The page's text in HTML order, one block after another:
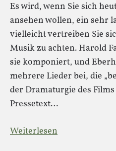
Es wird, wenn Sie sich
ansehen wollen, ein sehr
vielleicht vertreiben Sie
Musik zu achten. Harold
sie komponiert, und
mehrere Lieder bei, die
der Dramaturgie des Films
Pressetext…
Weiterlesen